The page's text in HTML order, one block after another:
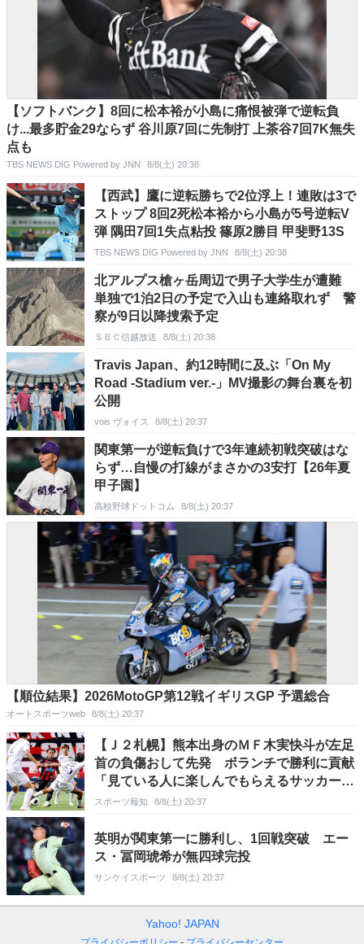
【ソフトバンク】8回に松本裕が小島に痛恨被弾で逆転負
け...最多貯金29ならず 谷川原7回に先制打 上茶谷7回7K無失
点も
TBS NEWS DIG Powered by JNN 8/8(土) 20:38
【西武】鷹に逆転勝ちで2位浮上！連敗は3で
ストップ 8回2死松本裕から小島が5号逆転V
弾 隅田7回1失点粘投 篠原2勝目 甲斐野13S
TBS NEWS DIG Powered by JNN 8/8(土) 20:38
北アルプス槍ヶ岳周辺で男子大学生が遭難
単独で1泊2日の予定で入山も連絡取れず 警
察が9日以降捜索予定
ＳＢＣ信越放送 8/8(土) 20:38
Travis Japan、約12時間に及ぶ「On My
Road -Stadium ver.-」MV撮影の舞台裏を初
公開
vois ヴォイス 8/8(土) 20:37
関東第一が逆転負けで3年連続初戦突破はな
らず…自慢の打線がまさかの3安打【26年夏
甲子園】
高校野球ドットコム 8/8(土) 20:37
【順位結果】2026MotoGP第12戦イギリスGP 予選総合
オートスポーツweb 8/8(土) 20:37
【Ｊ２札幌】熊本出身のＭＦ木実快斗が左足
首の負傷おして先発 ボランチで勝利に貢献
「見ている人に楽しんでもらえるサッカーが
できたと思う」
スポーツ報知 8/8(土) 20:37
英明が関東第一に勝利し、1回戦突破 エー
ス・冨岡琥希が無四球完投
サンケイスポーツ 8/8(土) 20:37
Yahoo! JAPAN